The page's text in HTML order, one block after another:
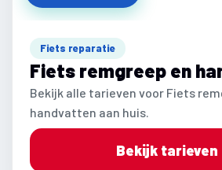
Fiets reparatie
Fiets remgreep en
Bekijk alle tarieven voor Fiets
handvatten aan huis.
Bekijk tarieven